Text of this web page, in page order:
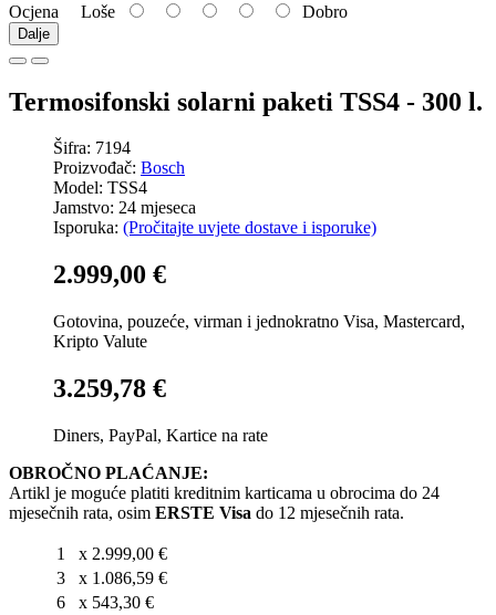
Ocjena Loše Dobro
Dalje
Termosifonski solarni paketi TSS4 - 300 l.
Šifra: 7194
Proizvođač: Bosch
Model: TSS4
Jamstvo: 24 mjeseca
Isporuka: (Pročitajte uvjete dostave i isporuke)
2.999,00 €
Gotovina, pouzeće, virman i jednokratno Visa, Mastercard,
Kripto Valute
3.259,78 €
Diners, PayPal, Kartice na rate
OBROČNO PLAĆANJE:
Artikl je moguće platiti kreditnim karticama u obrocima do 24
mjesečnih rata, osim ERSTE Visa do 12 mjesečnih rata.
1 x 2.999,00 €
3
x 1.086,59 €
6
x 543,30 €